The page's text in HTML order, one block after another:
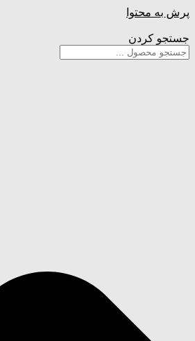
پرش به محتوا
جستجو کردن